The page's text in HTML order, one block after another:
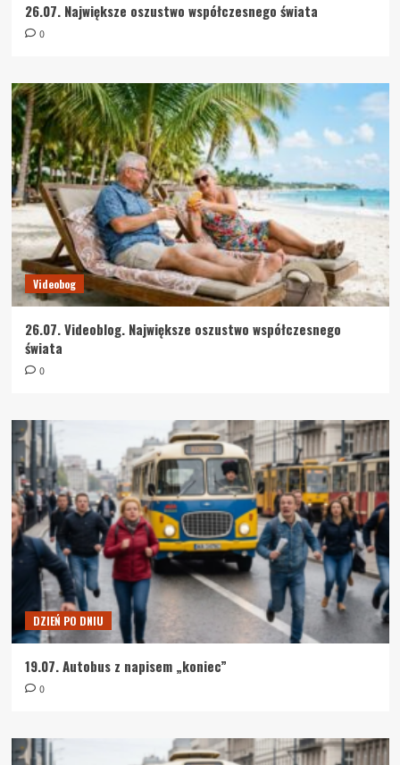
26.07. Największe oszustwo współczesnego świata
0
Videobog
26.07. Videoblog. Największe oszustwo współczesnego
świata
0
DZIEŃ PO DNIU
19.07. Autobus z napisem „koniec”
0